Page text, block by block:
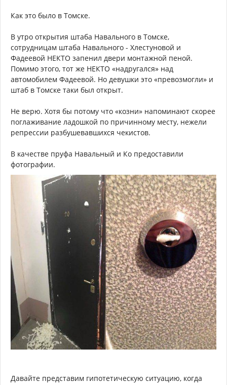
Как это было в Томске.
В утро открытия штаба Навального в Томске,
сотрудницам штаба Навального - Хлестуновой и
Фадеевой НЕКТО запенил двери монтажной пеной.
Помимо этого, тот же НЕКТО «надругался» над
автомобилем Фадеевой. Но девушки это «превозмогли» и
штаб в Томске таки был открыт.
Не верю. Хотя бы потому что «козни» напоминают скорее
поглаживание ладошкой по причинному месту, нежели
репрессии разбушевавшихся чекистов.
В качестве пруфа Навальный и Ко предоставили
фотографии.
Давайте представим гипотетическую ситуацию, когда